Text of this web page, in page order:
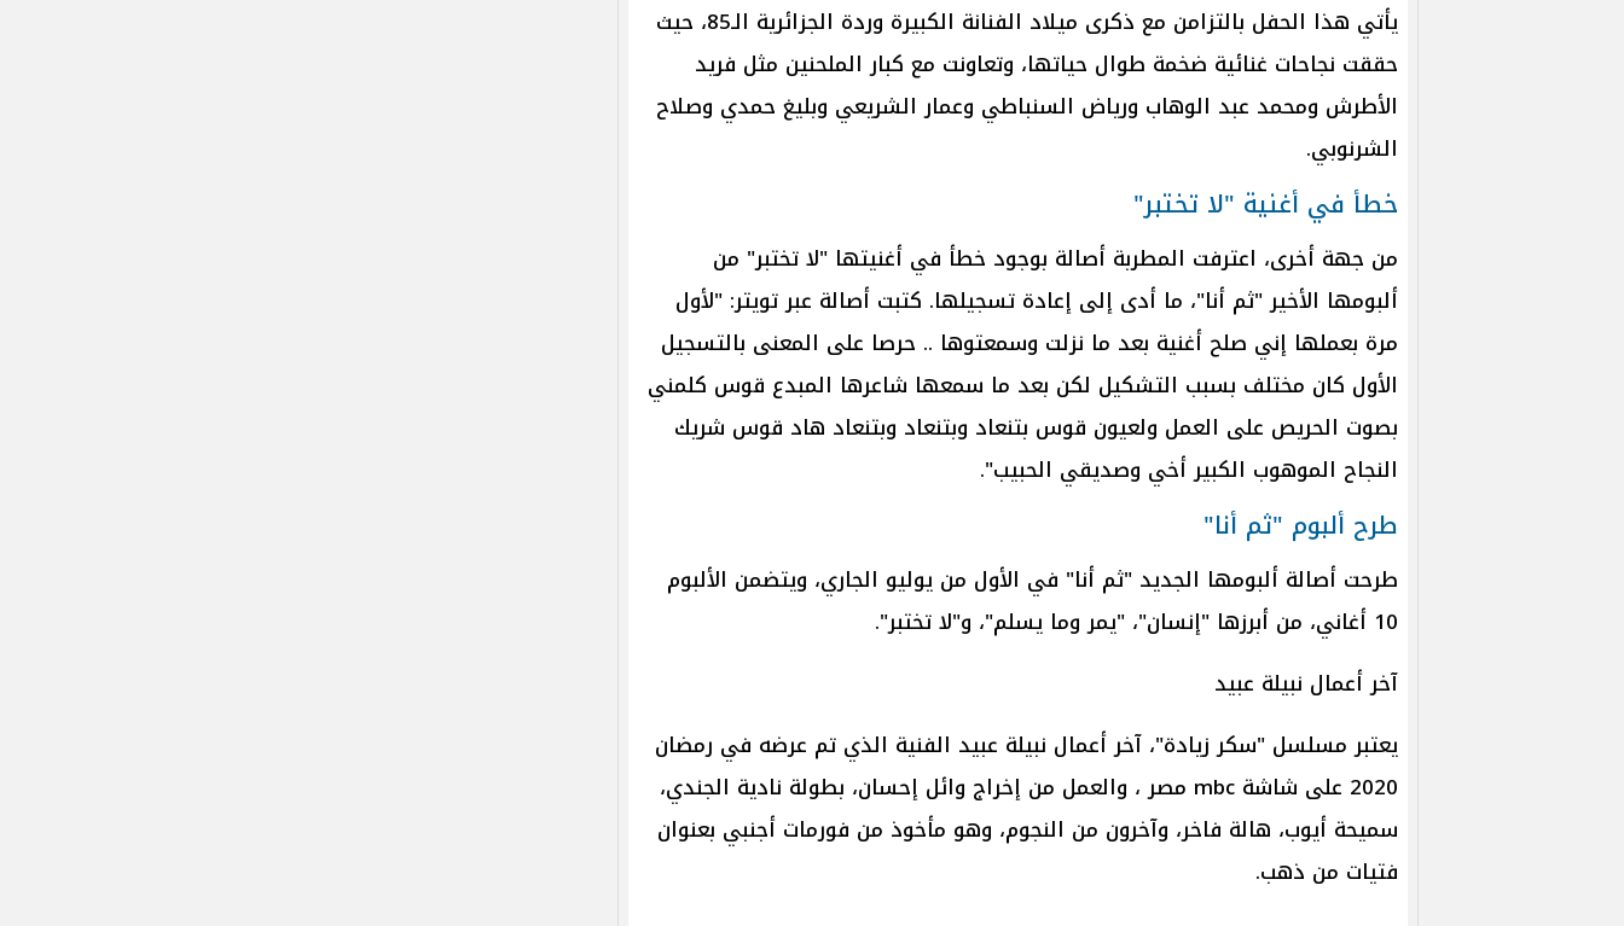
يأتي هذا الحفل بالتزامن مع ذكرى ميلاد الفنانة الكبيرة وردة الجزائرية الـ85، حيث
حققت نجاحات غنائية ضخمة طوال حياتها، وتعاونت مع كبار الملحنين مثل فريد
الأطرش ومحمد عبد الوهاب ورياض السنباطي وعمار الشريعي وبليغ حمدي وصلاح
الشرنوبي.
خطأ في أغنية "لا تختبر"
من جهة أخرى، اعترفت المطربة أصالة بوجود خطأ في أغنيتها "لا تختبر" من
ألبومها الأخير "ثم أنا"، ما أدى إلى إعادة تسجيلها. كتبت أصالة عبر تويتر: "لأول
مرة بعملها إني صلح أغنية بعد ما نزلت وسمعتوها .. حرصا على المعنى بالتسجيل
الأول كان مختلف بسبب التشكيل لكن بعد ما سمعها شاعرها المبدع قوس كلمني
بصوت الحريص على العمل ولعيون قوس بتنعاد وبتنعاد وبتنعاد هاد قوس شريك
النجاح الموهوب الكبير أخي وصديقي الحبيب".
طرح ألبوم "ثم أنا"
طرحت أصالة ألبومها الجديد "ثم أنا" في الأول من يوليو الجاري، ويتضمن الألبوم
10 أغاني، من أبرزها "إنسان"، "يمر وما يسلم"، و"لا تختبر".
آخر أعمال نبيلة عبيد
يعتبر مسلسل "سكر زيادة"، آخر أعمال نبيلة عبيد الفنية الذي تم عرضه في رمضان
2020 على شاشة mbc مصر ، والعمل من إخراج وائل إحسان، بطولة نادية الجندي،
سميحة أيوب، هالة فاخر، وآخرون من النجوم، وهو مأخوذ من فورمات أجنبي بعنوان
فتيات من ذهب.